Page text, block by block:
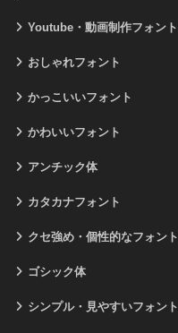
Youtube・動画制作フォント
おしゃれフォント
かっこいいフォント
かわいいフォント
アンチック体
カタカナフォント
クセ強め・個性的なフォント
ゴシック体
シンプル・見やすいフォント